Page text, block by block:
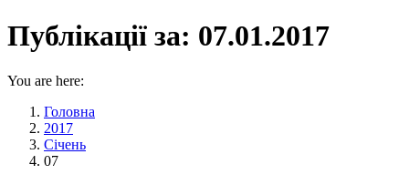
Публікації за: 07.01.2017
You are here:
Головна
2017
Січень
07